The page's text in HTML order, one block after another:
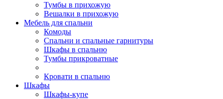
Тумбы в прихожую
Вешалки в прихожую
Мебель для спальни
Комоды
Спальни и спальные гарнитуры
Шкафы в спальню
Тумбы прикроватные
Кровати в спальню
Шкафы
Шкафы-купе